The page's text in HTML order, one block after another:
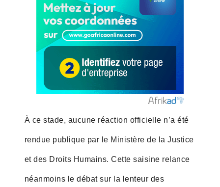
À ce stade, aucune réaction officielle n’a été
rendue publique par le Ministère de la Justice
et des Droits Humains. Cette saisine relance
néanmoins le débat sur la lenteur des